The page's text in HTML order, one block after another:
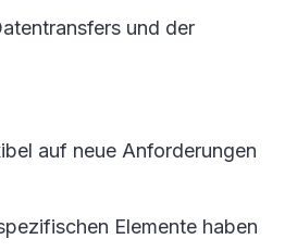
und der
auf neue Anforderungen
Elemente haben